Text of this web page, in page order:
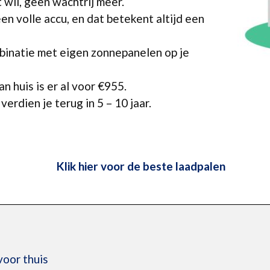
volle accu, en dat betekent altijd een
met eigen zonnepanelen op je
huis is er al voor €955.
je terug in 5 – 10 jaar.
Klik hier voor de beste laadpalen
thuis